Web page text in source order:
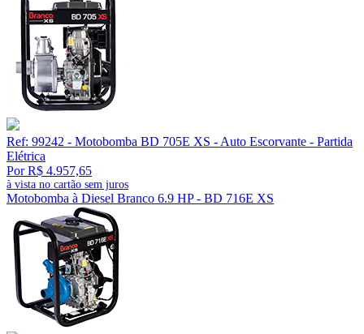
Ref: 99242 - Motobomba BD 705E XS - Auto Escorvante - Partida
Elétrica
Por R$ 4.957,65
à vista no cartão sem juros
Motobomba à Diesel Branco 6.9 HP - BD 716E XS